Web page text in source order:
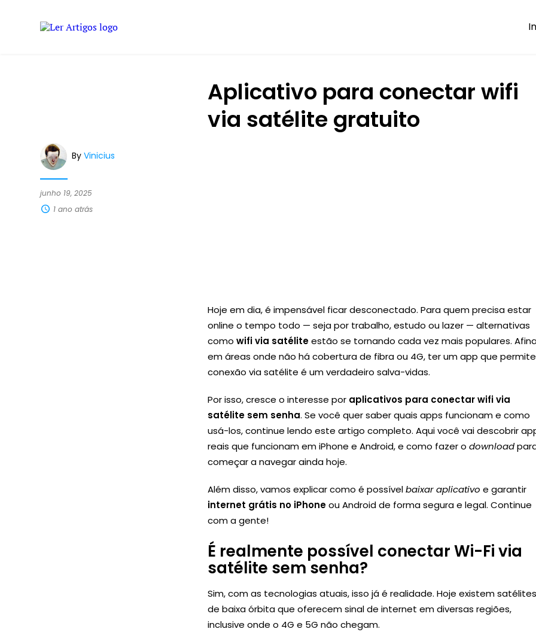
Aplicativo para conectar wifi
via satélite gratuito
junho 19, 2025
1 ano atrás
ByVinicius
Hoje em dia, é impensável ficar desconectado. Para quem precisa estar
online o tempo todo — seja por trabalho, estudo ou lazer — alternativas
comowifi via satéliteestão se tornando cada vez mais populares.
em áreas onde não há cobertura de fibra ou 4G, ter um app que permite
conexão via satélite é um verdadeiro salva-vidas.
Por isso, cresce o interesse por aplicativos para conectar wifi via
satélite sem senha. Se você quer saber quais apps funcionam e como
usá-los, continue lendo este artigo completo. Aqui você vai descobrir
reais que funcionam em iPhone e Android, e como fazer odownload
começar a navegar ainda hoje.
Além disso, vamos explicar como é possívelbaixar aplicativo e garantir
internet grátis no iPhoneou Android de forma segura e legal. Continue
com a gente!
É realmente possível conectar Wi-Fi via
satélite sem senha?
Sim, com as tecnologias atuais, isso já é realidade. Hoje existem
de baixa órbita que oferecem sinal de internet em diversas regiões,
inclusive onde o 4G e 5G não chegam.